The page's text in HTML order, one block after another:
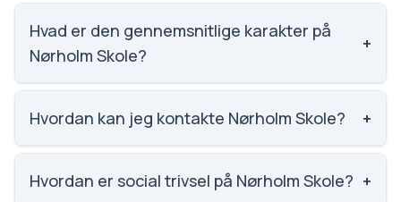
Nørholm Skole har 103 elever, hvilket gør den til
nummer 1790 ud af 3143 skoler.
Hvad er den gennemsnitlige karakter på
Nørholm Skole?
+
Vi har ikke data om karaktergennemsnittet for
Nørholm Skole.
Hvordan kan jeg kontakte Nørholm Skole? +
Email: Noerholmskole@aalborg.dk. Telefon: 9982
4272. Adresse: Nørholm Skole Nørholmsvej 480,
Hvordan er social trivsel på Nørholm Skole? +